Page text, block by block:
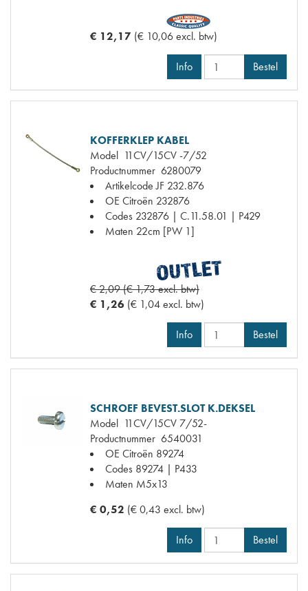
€ 12,17 (€ 10,06 excl. btw)
Info Bestel
KOFFERKLEP KABEL
Model 11CV/15CV -7/52
Productnummer 6280079
Artikelcode JF 232.876
OE Citroën 232876
Codes 232876 | C.11.58.01 | P429
Maten 22cm [PW 1]
€ 2,09 (€ 1,73 excl. btw)
€ 1,26 (€ 1,04 excl. btw)
Info Bestel
SCHROEF BEVEST.SLOT K.DEKSEL
Model 11CV/15CV 7/52-
Productnummer 6540031
OE Citroën 89274
Codes 89274 | P433
Maten M5x13
€ 0,52 (€ 0,43 excl. btw)
Info Bestel